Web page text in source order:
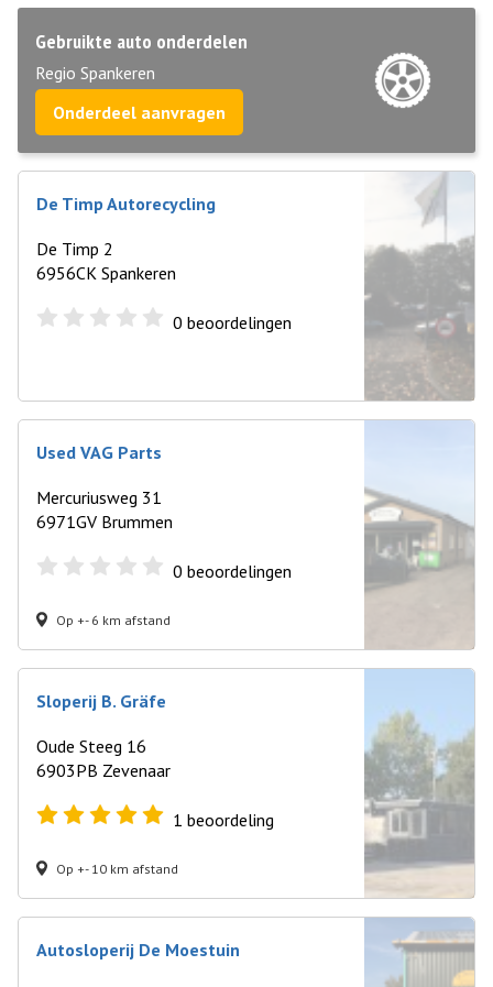
Gebruikte auto onderdelen
Regio Spankeren
Onderdeel aanvragen
De Timp Autorecycling
De Timp 2
6956CK Spankeren
0 beoordelingen
Used VAG Parts
Mercuriusweg 31
6971GV Brummen
0 beoordelingen
Op +- 6 km afstand
Sloperij B. Gräfe
Oude Steeg 16
6903PB Zevenaar
1 beoordeling
Op +- 10 km afstand
Autosloperij De Moestuin